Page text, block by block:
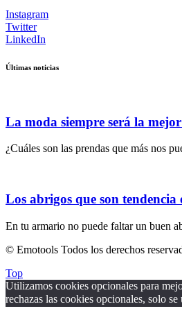
Instagram
Twitter
LinkedIn
Últimas noticias
La moda siempre será la
¿Cuáles son las prendas que más nos
Los abrigos que son tendencia
En tu armario no puede faltar un buen
© Emotools Todos los derechos
Top
Utilizamos cookies opcionales para
rechazas las cookies opcionales, solo